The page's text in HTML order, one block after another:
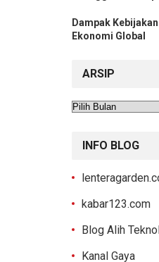
Dampak
Ekonomi Global
ARSIP
Arsip
INFO BLOG
kabar123.com
Blog Alih
Kanal Gaya